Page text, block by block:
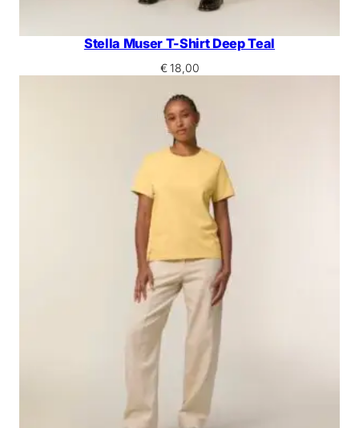
Stella Muser T-Shirt Deep Teal
€18,00